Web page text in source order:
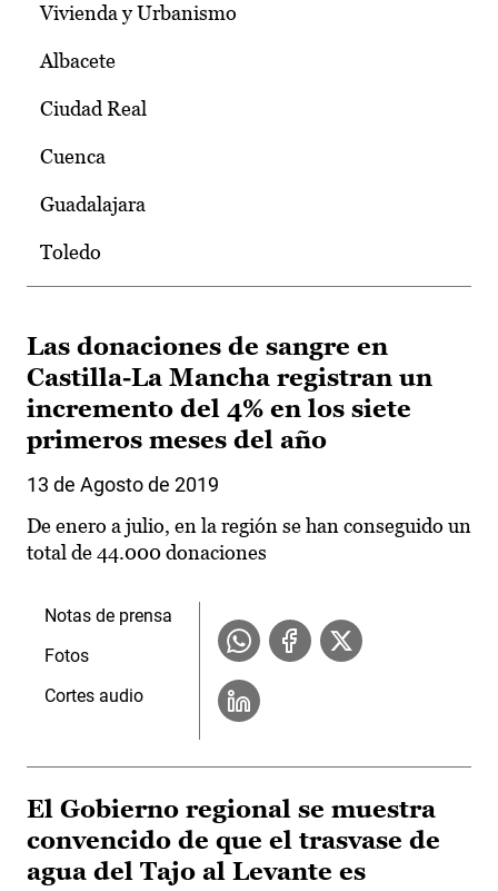
Vivienda y Urbanismo
Albacete
Ciudad Real
Cuenca
Guadalajara
Toledo
Las donaciones de sangre en
Castilla-La Mancha registran un
incremento del 4% en los siete
primeros meses del año
13 de Agosto de 2019
De enero a julio, en la región se han conseguido un
total de 44.000 donaciones
Notas de prensa
Fotos
Cortes audio
El Gobierno regional se muestra
convencido de que el trasvase de
agua del Tajo al Levante es